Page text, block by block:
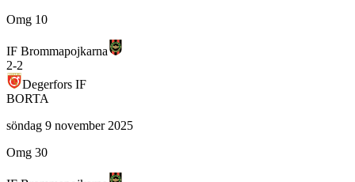
Omg 10
IF Brommapojkarna
2-2
Degerfors IF
BORTA
söndag 9 november 2025
Omg 30